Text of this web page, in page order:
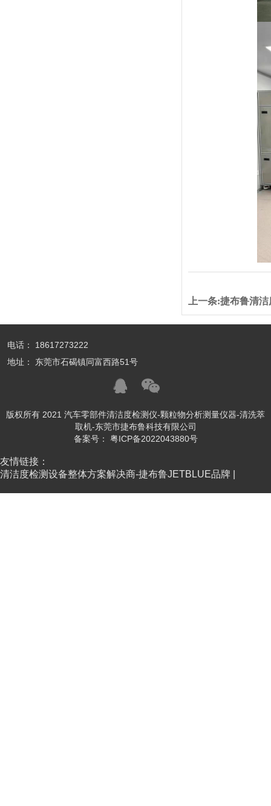
上一条:捷布鲁清
电话： 18617273222
地址： 东莞市石碣镇同富西路51号
版权所有 2021 汽车零部件清洁度检测仪-颗粒物分析测量仪器-清洗萃
取机-东莞市捷布鲁科技有限公司
备案号： 粤ICP备2022043880号
友情链接：
清洁度检测设备整体方案解决商-捷布鲁JETBLUE品牌 |